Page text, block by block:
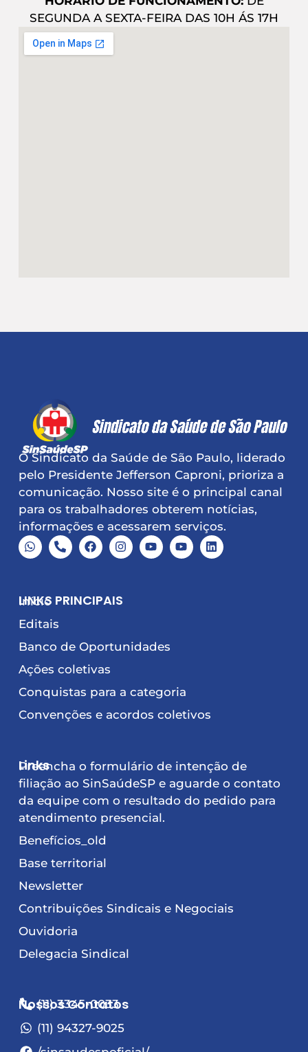
SEGUNDA A SEXTA-FEIRA DAS 10H ÁS 17H
O Sindicato da Saúde de São Paulo, liderado
pelo Presidente Jefferson Caproni, prioriza a
comunicação. Nosso site é o principal canal
para os trabalhadores obterem notícias,
informações e acessarem serviços.
LINKS PRINCIPAIS
Início
Editais
Banco de Oportunidades
Ações coletivas
Conquistas para a categoria
Convenções e acordos coletivos
Links
Preencha o formulário de intenção de
filiação ao SinSaúdeSP e aguarde o contato
da equipe com o resultado do pedido para
atendimento presencial.
Benefícios_old
Base territorial
Newsletter
Contribuições Sindicais e Negociais
Ouvidoria
Delegacia Sindical
Nossos Contatos
(11) 3345-0033
(11) 94327-9025